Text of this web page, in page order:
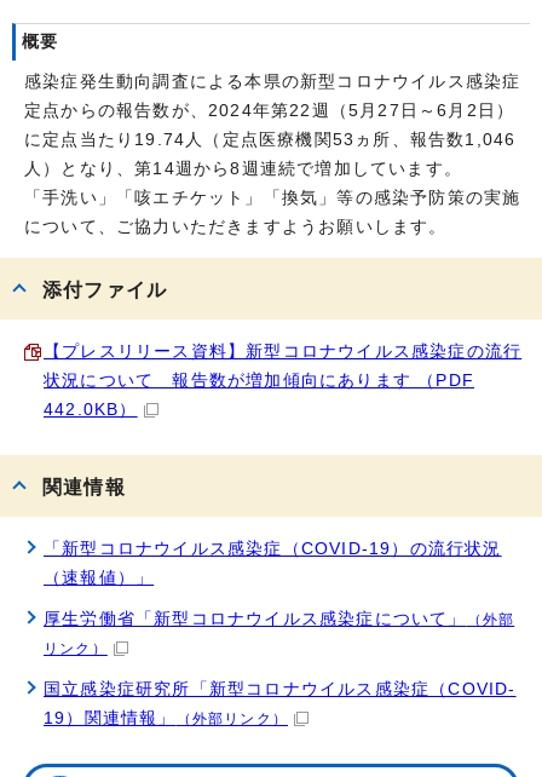
概要
感染症発生動向調査による本県の新型コロナウイルス感染症
定点からの報告数が、2024年第22週（5月27日～6月2日）
に定点当たり19.74人（定点医療機関53ヵ所、報告数1,046
人）となり、第14週から8週連続で増加しています。
「手洗い」「咳エチケット」「換気」等の感染予防策の実施
について、ご協力いただきますようお願いします。
添付ファイル
【プレスリリース資料】新型コロナウイルス感染症の流行
状況について 報告数が増加傾向にあります （PDF
442.0KB）
関連情報
「新型コロナウイルス感染症（COVID-19）の流行状況
（速報値）」
厚生労働省「新型コロナウイルス感染症について」
（外部
リンク）
国立感染症研究所「新型コロナウイルス感染症（COVID-
19）関連情報」
（外部リンク）